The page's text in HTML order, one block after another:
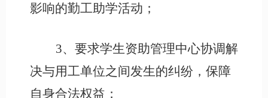
影响的勤工助学活动；
3、要求学生资助管理中心协调解
决与用工单位之间发生的纠纷，保障
自身合法权益；